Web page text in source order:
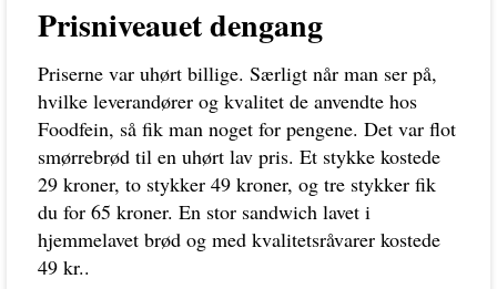
Prisniveauet dengang
Priserne var uhørt billige. Særligt når man ser på,
hvilke leverandører og kvalitet de anvendte hos
Foodfein, så fik man noget for pengene. Det var flot
smørrebrød til en uhørt lav pris. Et stykke kostede
29 kroner, to stykker 49 kroner, og tre stykker fik
du for 65 kroner. En stor sandwich lavet i
hjemmelavet brød og med kvalitetsråvarer kostede
49 kr..